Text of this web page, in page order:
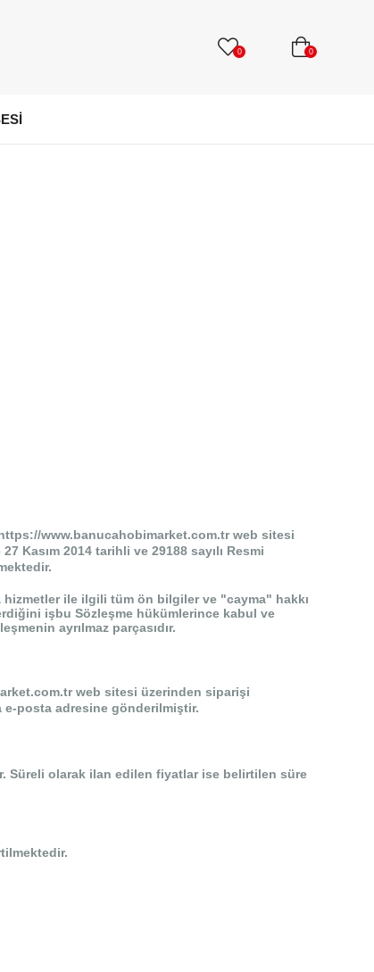
0 0
www.banucahobimarket.com.tr web sitesi
Kasım 2014 tarihli ve 29188 sayılı Resmi
hizmetler ile ilgili tüm ön bilgiler ve "cayma" hakkı
işbu Sözleşme hükümlerince kabul ve
ayrılmaz parçasıdır.
web sitesi üzerinden siparişi
e-posta adresine gönderilmiştir.
Süreli olarak ilan edilen fiyatlar ise belirtilen süre